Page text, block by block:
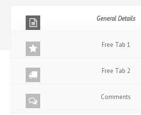
General Details
Free Tab 1
Free Tab 2
Comments